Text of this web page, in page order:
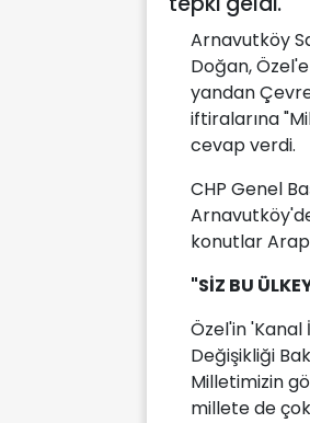
Arnavutköy
Doğan,
yandan
iftiralarına
cevap verdi.
CHP Genel
konutlar
"SİZ BU
Özel'in
Değişikliği
Milletimizin
millete de çok